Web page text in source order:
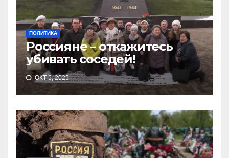
ПОЛИТИКА
Россияне – откажитесь
убивать соседей!
ОКТ 5, 2025